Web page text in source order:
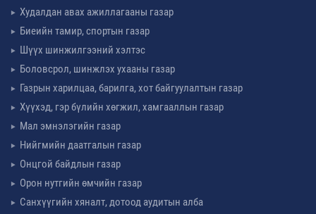
Худалдан авах ажиллагааны газар
Биеийн тамир, спортын газар
Шүүх шинжилгээний хэлтэс
Боловсрол, шинжлэх ухааны газар
Газрын харилцаа, барилга, хот байгуулалтын газар
Хүүхэд, гэр бүлийн хөгжил, хамгааллын газар
Мал эмнэлэгийн газар
Нийгмийн даатгалын газар
Онцгой байдлын газар
Орон нутгийн өмчийн газар
Санхүүгийн хяналт, дотоод аудитын алба